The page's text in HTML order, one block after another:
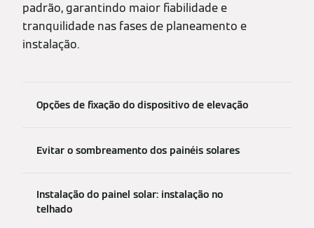
padrão, garantindo maior fiabilidade e
tranquilidade nas fases de planeamento e
instalação.
Opções de fixação do dispositivo de elevação
Evitar o sombreamento dos painéis solares
Instalação do painel solar: instalação no
telhado